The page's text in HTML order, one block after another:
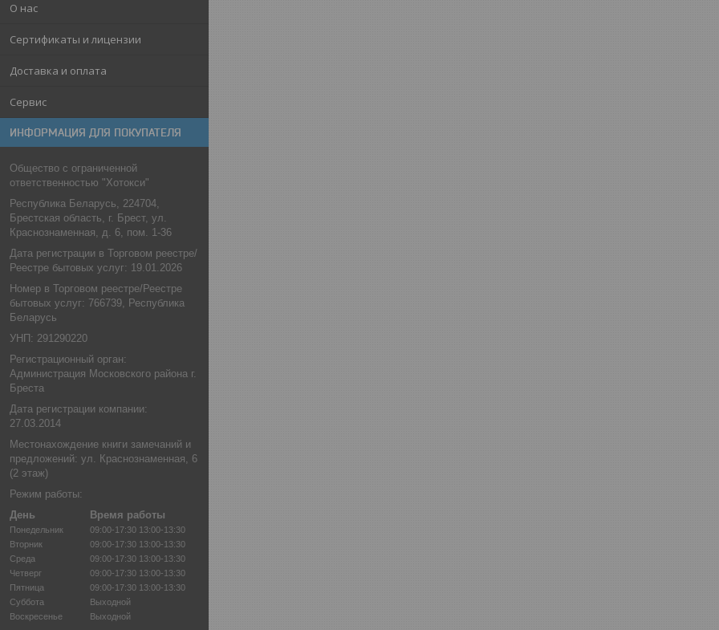
О нас
Сертификаты и лицензии
Доставка и оплата
Сервис
ИНФОРМАЦИЯ ДЛЯ ПОКУПАТЕЛЯ
Общество с ограниченной
ответственностью "Хотокси"
Республика Беларусь, 224704,
Брестская область, г. Брест, ул.
Краснознаменная, д. 6, пом. 1-36
Дата регистрации в Торговом реестре/
Реестре бытовых услуг: 19.01.2026
Номер в Торговом реестре/Реестре
бытовых услуг: 766739, Республика
Беларусь
УНП: 291290220
Регистрационный орган:
Администрация Московского района г.
Бреста
Дата регистрации компании:
27.03.2014
Местонахождение книги замечаний и
предложений: ул. Краснознаменная, 6
(2 этаж)
Режим работы:
День
Время работы
Понедельник 09:00-17:30 13:00-13:30
Вторник
09:00-17:30 13:00-13:30
Среда
09:00-17:30 13:00-13:30
Четверг
09:00-17:30 13:00-13:30
Пятница
09:00-17:30 13:00-13:30
Суббота
Выходной
Воскресенье
Выходной